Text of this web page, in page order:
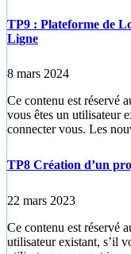
TP9 : Plateforme de
Ligne
8 mars 2024
Ce contenu est réservé
vous êtes un utilisateur
connecter vous. Les
TP8 Création d’un
22 mars 2023
Ce contenu est réservé
utilisateur existant, s’il